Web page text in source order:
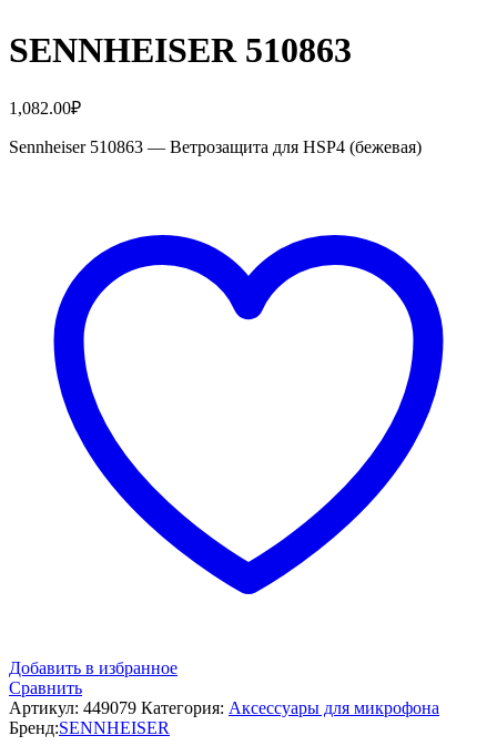
SENNHEISER 510863
1,082.00₽
Sennheiser 510863 — Ветрозащита для HSP4 (бежевая)
Добавить в избранное
Сравнить
Артикул: 449079 Категория: Аксессуары для микрофона
Бренд:SENNHEISER